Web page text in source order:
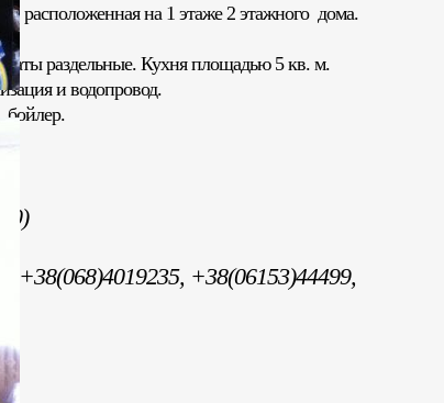
расположенная на 1 этаже 2 этажного дома.
раздельные. Кухня площадью 5 кв. м.
и водопровод.
бойлер.
+38(068)4019235, +38(06153)44499,